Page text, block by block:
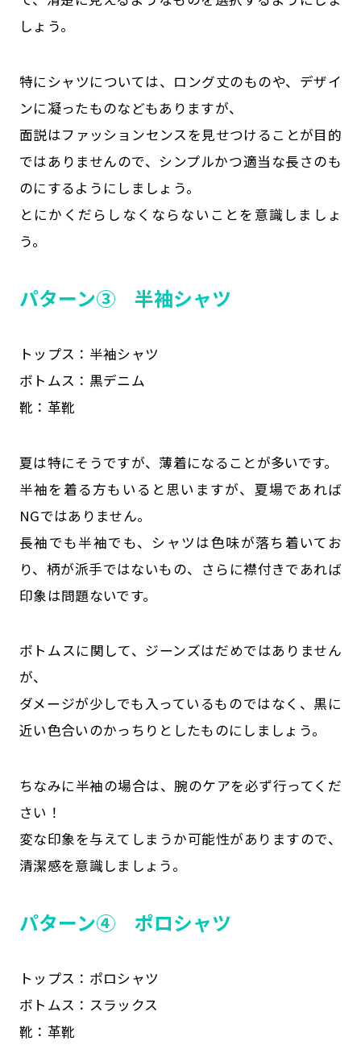
しょう。
特にシャツについては、ロング丈のものや、デザイ
ンに凝ったものなどもありますが、
面説はファッションセンスを見せつけることが目的
ではありませんので、シンプルかつ適当な長さのも
のにするようにしましょう。
とにかくだらしなくならないことを意識しましょ
う。
パターン③ 半袖シャツ
トップス：半袖シャツ
ボトムス：黒デニム
靴：革靴
夏は特にそうですが、薄着になることが多いです。
半袖を着る方もいると思いますが、夏場であれば
NGではありません。
長袖でも半袖でも、シャツは色味が落ち着いてお
り、柄が派手ではないもの、さらに襟付きであれば
印象は問題ないです。
ボトムスに関して、ジーンズはだめではありません
が、
ダメージが少しでも入っているものではなく、黒に
近い色合いのかっちりとしたものにしましょう。
ちなみに半袖の場合は、腕のケアを必ず行ってくだ
さい！
変な印象を与えてしまうか可能性がありますので、
清潔感を意識しましょう。
パターン④ ポロシャツ
トップス：ポロシャツ
ボトムス：スラックス
靴：革靴